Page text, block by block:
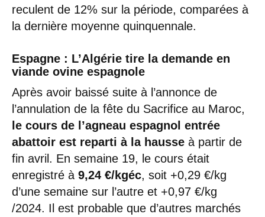
reculent de 12% sur la période, comparées à
la dernière moyenne quinquennale.
Espagne : L’Algérie tire la demande en
viande ovine espagnole
Après avoir baissé suite à l’annonce de
l’annulation de la fête du Sacrifice au Maroc,
le cours de l’agneau espagnol entrée
abattoir est reparti à la hausse à partir de
fin avril. En semaine 19, le cours était
enregistré à 9,24 €/kgéc, soit +0,29 €/kg
d’une semaine sur l’autre et +0,97 €/kg
/2024. Il est probable que d’autres marchés